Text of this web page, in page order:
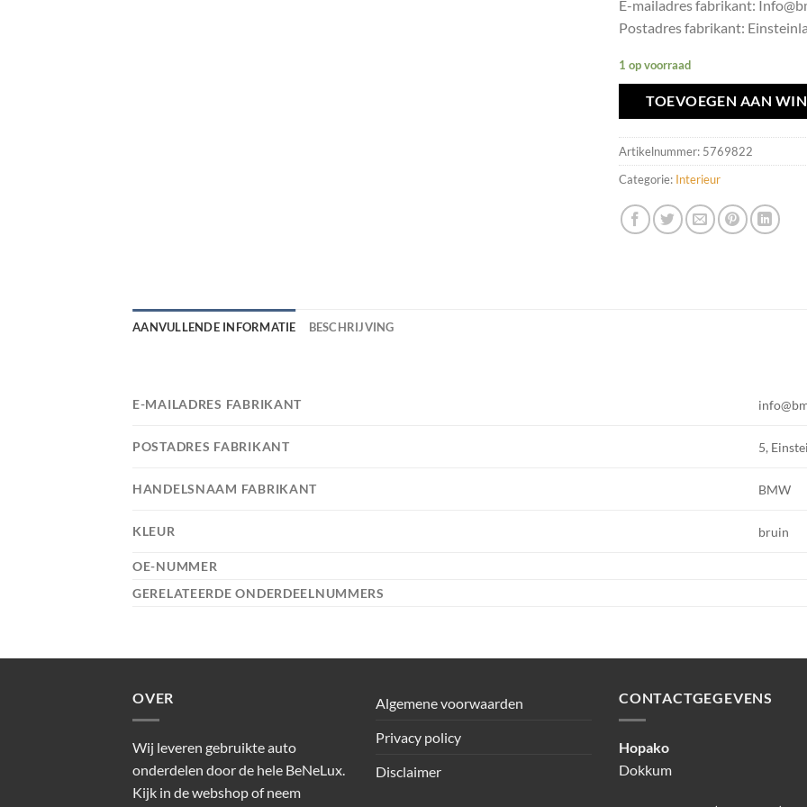
E-mailadres fabrikant:
Postadres fabrikant:
1 op voorraad
TOEVOEGEN AAN
Artikelnummer: 5769822
Categorie: Interieur
AANVULLENDE INFORMATIE BESCHRIJVING
E-MAILADRES FABRIKANT
POSTADRES FABRIKANT 5,
HANDELSNAAM FABRIKANT BMW
KLEUR bruin
OE-NUMMER
GERELATEERDE ONDERDEELNUMMERS
OVER
Wij leveren gebruikte auto
onderdelen door de hele BeNeLux.
Kijk in de webshop of neem
Algemene voorwaarden
Privacy policy
Disclaimer
CONTACTGEGEVENS
Hopako
Dokkum